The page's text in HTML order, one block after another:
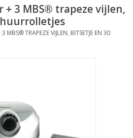
+ 3 MBS® trapeze vijlen,
3 MBS® TRAPEZE VIJLEN, BITSETJE EN 30